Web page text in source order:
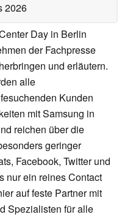
2026
Day in Berlin
der Fachpresse
und erläutern.
alle
Kunden
mit Samsung in
reichen über die
geringer
Facebook, Twitter und
nur ein reines Contact
auf feste Partner mit
Spezialisten für alle